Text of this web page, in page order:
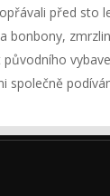
před sto
bonbony,
společně